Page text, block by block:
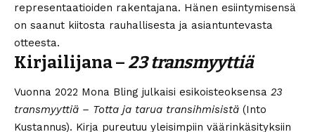
representaatioiden rakentajana. Hänen esiintymisensä
on saanut kiitosta rauhallisesta ja asiantuntevasta
otteesta.
Kirjailijana – 23 transmyyttiä
Vuonna 2022 Mona Bling julkaisi esikoisteoksensa 23
transmyyttiä – Totta ja tarua transihmisistä (Into
Kustannus). Kirja pureutuu yleisimpiin väärinkäsityksiin